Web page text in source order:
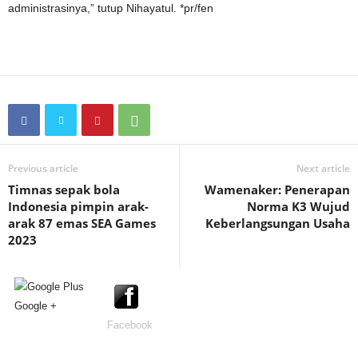
administrasinya,” tutup Nihayatul. *pr/fen
Previous article
Timnas sepak bola
Indonesia pimpin arak-
arak 87 emas SEA Games
2023
Next article
Wamenaker: Penerapan
Norma K3 Wujud
Keberlangsungan Usaha
Google +
Facebook